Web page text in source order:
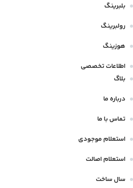
بلبرینگ
رولبرینگ
هوزینگ
اطلاعات تخصصی
بلاگ
درباره ما
تماس با ما
استعلام موجودی
استعلام اصالت
سال ساخت